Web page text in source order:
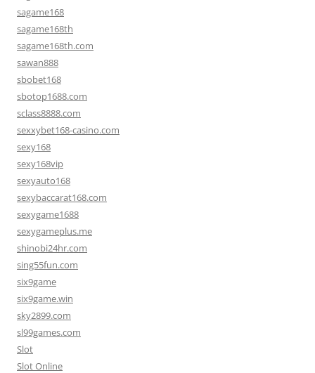
sagame168
sagame168th
sagame168th.com
sawan888
sbobet168
sbotop1688.com
sclass8888.com
sexxybet168-casino.com
sexy168
sexy168vip
sexyauto168
sexybaccarat168.com
sexygame1688
sexygameplus.me
shinobi24hr.com
sing55fun.com
six9game
six9game.win
sky2899.com
sl99games.com
Slot
Slot Online